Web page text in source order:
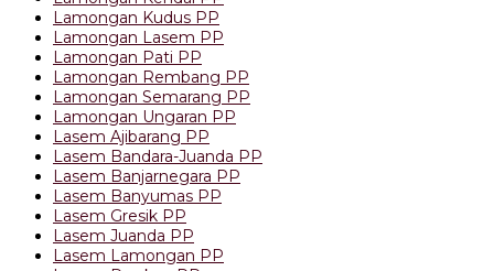
Lamongan Kudus PP
Lamongan Lasem PP
Lamongan Pati PP
Lamongan Rembang PP
Lamongan Semarang PP
Lamongan Ungaran PP
Lasem Ajibarang PP
Lasem Bandara-Juanda PP
Lasem Banjarnegara PP
Lasem Banyumas PP
Lasem Gresik PP
Lasem Juanda PP
Lasem Lamongan PP